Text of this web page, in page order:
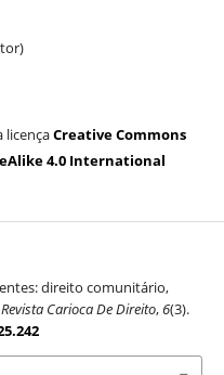
licençaCreative Commons
4.0 International
direito comunitário,
Revista Carioca De Direito,6(3).